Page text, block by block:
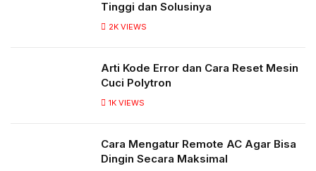
Tinggi dan Solusinya
2K VIEWS
Arti Kode Error dan Cara Reset Mesin
Cuci Polytron
1K VIEWS
Cara Mengatur Remote AC Agar Bisa
Dingin Secara Maksimal